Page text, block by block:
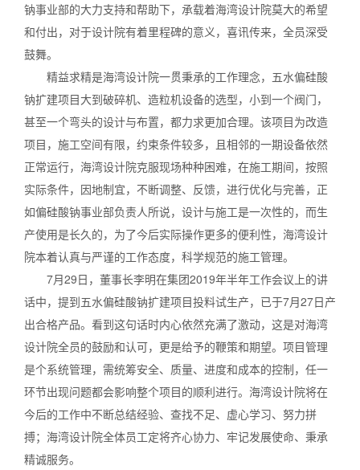
钠事业部的大力支持和帮助下，承载着海湾设计院莫大的希望
和付出，对于设计院有着里程碑的意义，喜讯传来，全员深受
鼓舞。
精益求精是海湾设计院一贯秉承的工作理念，五水偏硅酸
钠扩建项目大到破碎机、造粒机设备的选型，小到一个阀门，
甚至一个弯头的设计与布置，都力求更加合理。该项目为改造
项目，施工空间有限，约束条件较多，且相邻的一期设备依然
正常运行，海湾设计院克服现场种种困难，在施工期间，按照
实际条件，因地制宜，不断调整、反馈，进行优化与完善，正
如偏硅酸钠事业部负责人所说，设计与施工是一次性的，而生
产使用是长久的，为了今后实际操作更多的便利性，海湾设计
院本着认真与严谨的工作态度，科学规范的施工管理。
7月29日，董事长李明在集团2019年半年工作会议上的讲
话中，提到五水偏硅酸钠扩建项目投料试生产，已于7月27日产
出合格产品。看到这句话时内心依然充满了激动，这是对海湾
设计院全员的鼓励和认可，更是给予的鞭策和期望。项目管理
是个系统管理，需统筹安全、质量、进度和成本的控制，任一
环节出现问题都会影响整个项目的顺利进行。海湾设计院将在
今后的工作中不断总结经验、查找不足、虚心学习、努力拼
搏；海湾设计院全体员工定将齐心协力、牢记发展使命、秉承
精诚服务。